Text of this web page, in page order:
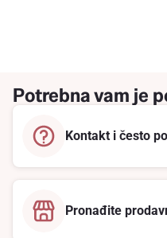
Potrebna vam je
Kontakt i često
Pronađite